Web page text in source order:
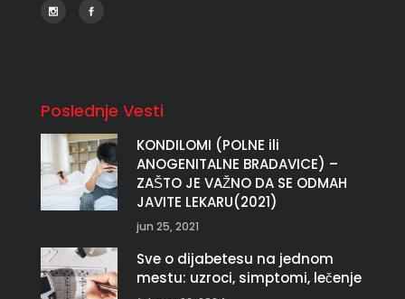
Poslednje Vesti
KONDILOMI (POLNE ili
ANOGENITALNE BRADAVICE) –
ZAŠTO JE VAŽNO DA SE ODMAH
JAVITE LEKARU(2021)
jun 25, 2021
Sve o dijabetesu na jednom
mestu: uzroci, simptomi, lečenje